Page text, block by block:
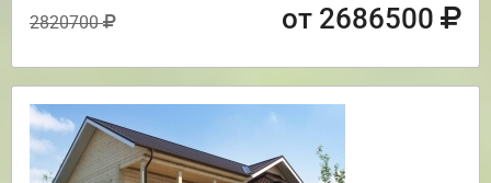
2820700 от 2686500